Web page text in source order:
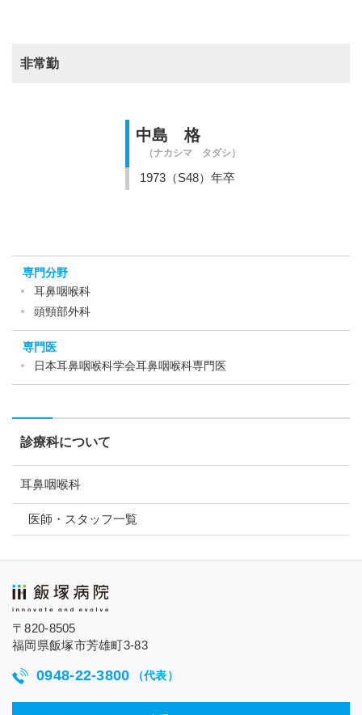
非常勤
中島 格
（ナカシマ タダシ）
1973（S48）年卒
専門分野
耳鼻咽喉科
頭頸部外科
専門医
日本耳鼻咽喉科学会耳鼻咽喉科専門医
診療科について
耳鼻咽喉科
医師・スタッフ一覧
〒820-8505
福岡県飯塚市芳雄町3-83
0948-22-3800 （代表）